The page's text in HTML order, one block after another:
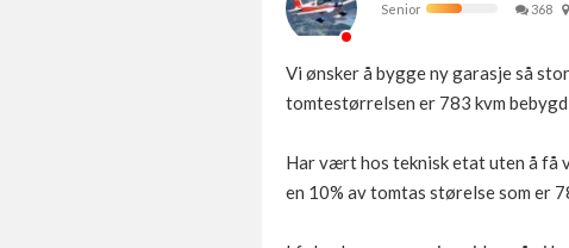
Senior 368
Vi ønsker å bygge ny garasje så
tomtestørrelsen er 783 kvm
Har vært hos teknisk etat uten å få
en 10% av tomtas størelse som er